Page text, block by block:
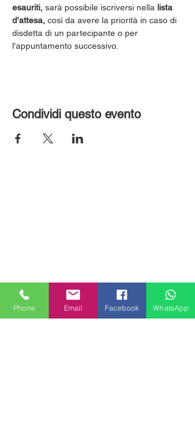
esauriti, sarà possibile iscriversi nella lista
d'attesa, così da avere la priorità in caso di
disdetta di un partecipante o per
l'appuntamento successivo.
Condividi questo evento
Phone Email Facebook WhatsApp